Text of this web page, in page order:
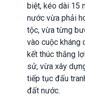
biệt, kéo dài 15
nước vừa phải
tộc, vừa từng
vào cuộc kháng
kết thúc thắng
sử, vừa xây
tiếp tục đấu
đất nước.